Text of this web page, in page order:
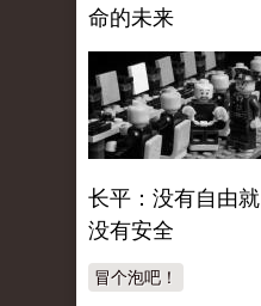
命的未来
长平：没有自由就
没有安全
冒个泡吧！